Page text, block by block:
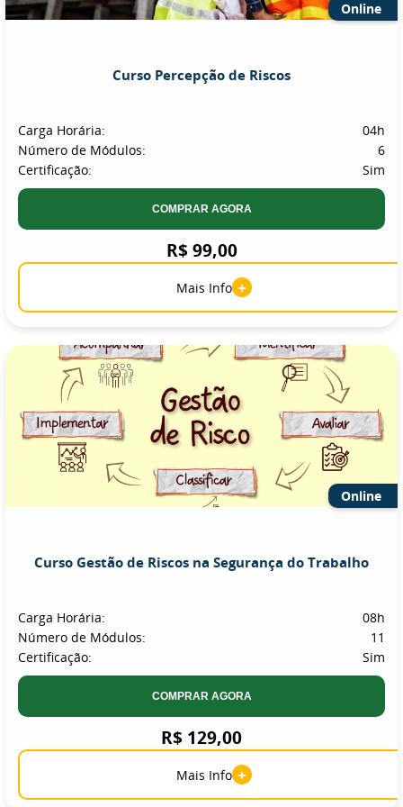
Online
Curso Percepção de Riscos
Carga Horária:
04h
Número de Módulos:
6
Certificação:
Sim
COMPRAR AGORA
R$ 99,00
Mais Info +
Online
Curso Gestão de Riscos na Segurança do Trabalho
Carga Horária:
08h
Número de Módulos:
11
Certificação:
Sim
COMPRAR AGORA
R$ 129,00
Mais Info +